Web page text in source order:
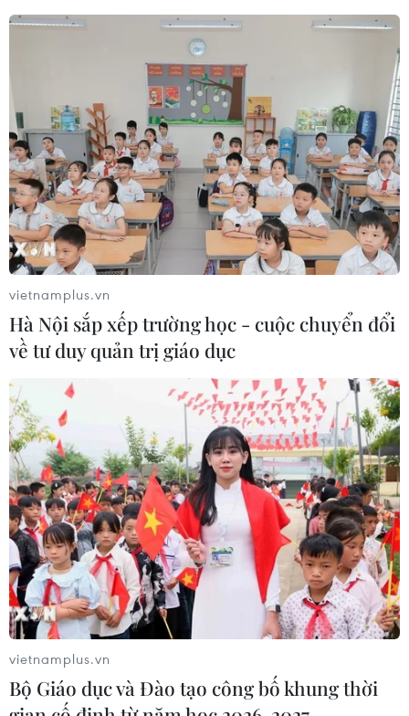
vietnamplus.vn
Hà Nội sắp xếp trường học - cuộc chuyển đổi
về tư duy quản trị giáo dục
vietnamplus.vn
Bộ Giáo dục và Đào tạo công bố khung thời